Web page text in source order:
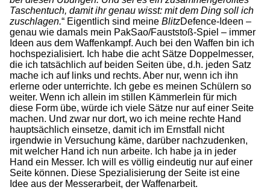
Taschentuch, damit ihr genau wisst: mit dem Ding soll ich
zuschlagen.“ Eigentlich sind meine BlitzDefence-Ideen –
genau wie damals mein PakSao/Fauststoß-Spiel – immer
Ideen aus dem Waffenkampf. Auch bei den Waffen bin ich
hochspezialisiert. Ich habe die acht Sätze Doppelmesser,
die ich tatsächlich auf beiden Seiten übe, d.h. jeden Satz
mache ich auf links und rechts. Aber nur, wenn ich ihn
erlerne oder unterrichte. Ich gebe es meinen Schülern so
weiter. Wenn ich allein im stillen Kämmerlein für mich
diese Form übe, würde ich viele Sätze nur auf einer Seite
machen. Und zwar nur dort, wo ich meine rechte Hand
hauptsächlich einsetze, damit ich im Ernstfall nicht
irgendwie in Versuchung käme, darüber nachzudenken,
mit welcher Hand ich nun arbeite. Ich habe ja in jeder
Hand ein Messer. Ich will es völlig eindeutig nur auf einer
Seite können. Diese Spezialisierung der Seite ist eine
Idee aus der Messerarbeit, der Waffenarbeit.